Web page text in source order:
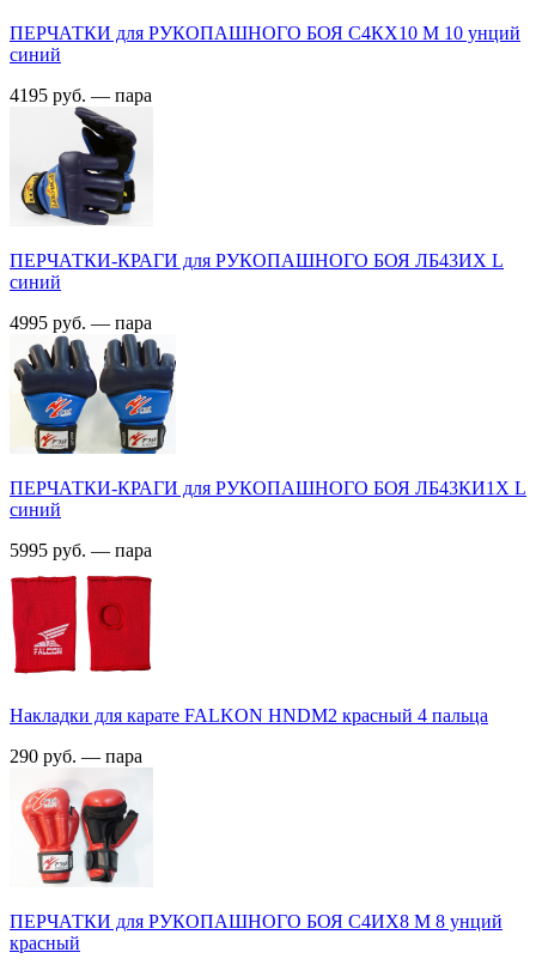
ПЕРЧАТКИ для РУКОПАШНОГО БОЯ С4КX10 M 10 унций
синий
4195 руб. — пара
ПЕРЧАТКИ-КРАГИ для РУКОПАШНОГО БОЯ ЛБ43ИX L
синий
4995 руб. — пара
ПЕРЧАТКИ-КРАГИ для РУКОПАШНОГО БОЯ ЛБ43КИ1X L
синий
5995 руб. — пара
Накладки для карате FALKON HNDМ2 красный 4 пальца
290 руб. — пара
ПЕРЧАТКИ для РУКОПАШНОГО БОЯ С4ИX8 M 8 унций
красный